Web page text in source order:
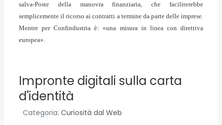
salva-Poste della manovra finanziaria, che faciliterebbe
semplicemente il ricorso ai contratti a termine da parte delle imprese.
Mentre per Confindustria è: «una misura in linea con direttiva
europea».
Impronte digitali sulla carta
d'identità
Categoria: Curiosità dal Web